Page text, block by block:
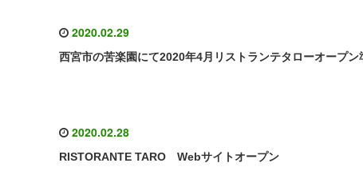
2020.02.29
西宮市の苦楽園にて2020年4月リストランテタローオープン
2020.02.28
RISTORANTE TARO Webサイトオープン